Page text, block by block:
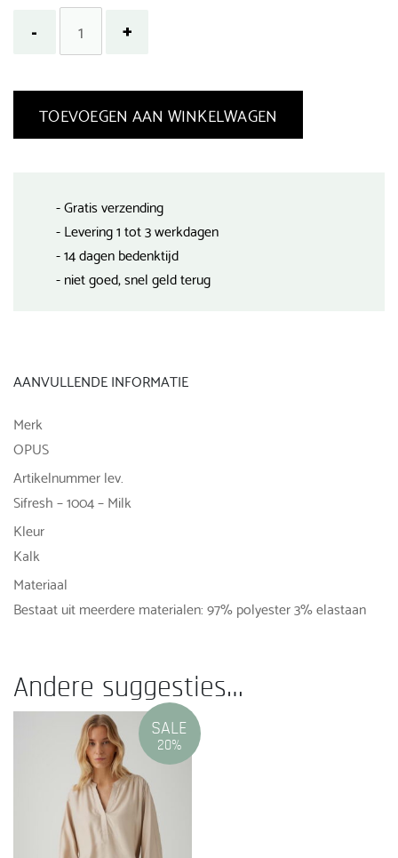
TOEVOEGEN AAN WINKELWAGEN
- Gratis verzending
- Levering 1 tot 3 werkdagen
- 14 dagen bedenktijd
- niet goed, snel geld terug
AANVULLENDE INFORMATIE
Merk
OPUS
Artikelnummer lev.
Sifresh – 1004 – Milk
Kleur
Kalk
Materiaal
Bestaat uit meerdere materialen: 97% polyester 3% elastaan
Andere suggesties…
SALE
20%